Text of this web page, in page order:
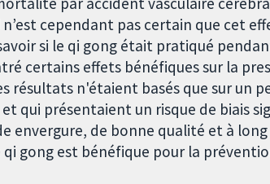
n’est cependant pas certain que cet
si le qi gong était pratiqué
certains effets bénéfiques sur la
résultats n'étaient basés que sur un
qui présentaient un risque de biais
envergure, de bonne qualité et à
gong est bénéfique pour la